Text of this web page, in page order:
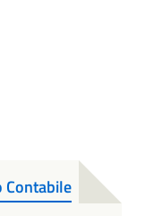
Contabile